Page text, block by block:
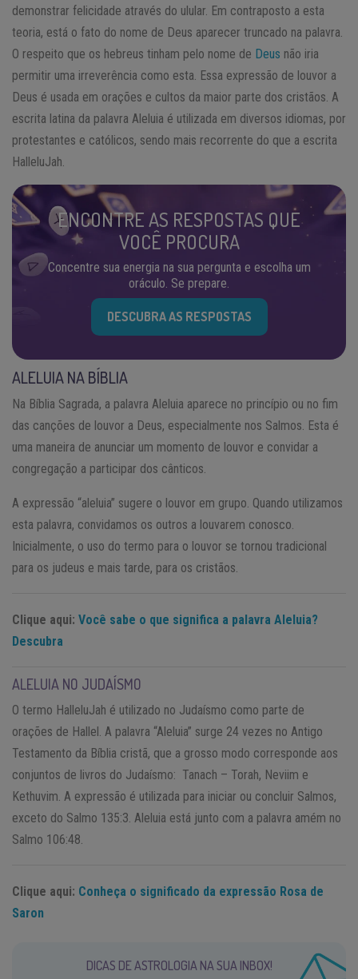
demonstrar felicidade através do ulular. Em contraposto a esta
teoria, está o fato do nome de Deus aparecer truncado na palavra.
O respeito que os hebreus tinham pelo nome de Deus não iria
permitir uma irreverência como esta. Essa expressão de louvor a
Deus é usada em orações e cultos da maior parte dos cristãos. A
escrita latina da palavra Aleluia é utilizada em diversos idiomas, por
protestantes e católicos, sendo mais recorrente do que a escrita
HalleluJah.
ENCONTRE AS RESPOSTAS QUE
VOCÊ PROCURA
Concentre sua energia na sua pergunta e escolha um
oráculo. Se prepare.
DESCUBRA AS RESPOSTAS
ALELUIA NA BÍBLIA
Na Bíblia Sagrada, a palavra Aleluia aparece no princípio ou no fim
das canções de louvor a Deus, especialmente nos Salmos. Esta é
uma maneira de anunciar um momento de louvor e convidar a
congregação a participar dos cânticos.
A expressão “aleluia” sugere o louvor em grupo. Quando utilizamos
esta palavra, convidamos os outros a louvarem conosco.
Inicialmente, o uso do termo para o louvor se tornou tradicional
para os judeus e mais tarde, para os cristãos.
Clique aqui: Você sabe o que significa a palavra Aleluia?
Descubra
ALELUIA NO JUDAÍSMO
O termo HalleluJah é utilizado no Judaísmo como parte de
orações de Hallel. A palavra “Aleluia” surge 24 vezes no Antigo
Testamento da Bíblia cristã, que a grosso modo corresponde aos
conjuntos de livros do Judaísmo: Tanach – Torah, Neviim e
Kethuvim. A expressão é utilizada para iniciar ou concluir Salmos,
exceto do Salmo 135:3. Aleluia está junto com a palavra amém no
Salmo 106:48.
Clique aqui: Conheça o significado da expressão Rosa de
Saron
DICAS DE ASTROLOGIA NA SUA INBOX!